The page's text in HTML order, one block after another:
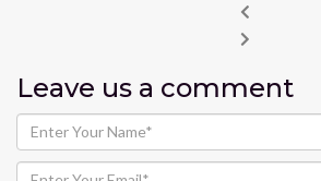
Leave us a comment